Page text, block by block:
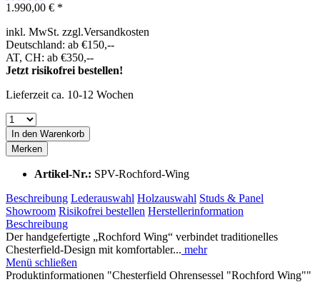
1.990,00 € *
inkl. MwSt. zzgl.Versandkosten
Deutschland: ab €150,--
AT, CH: ab €350,--
Jetzt risikofrei bestellen!
Lieferzeit ca. 10-12 Wochen
In den Warenkorb
Merken
Artikel-Nr.: SPV-Rochford-Wing
Beschreibung Lederauswahl Holzauswahl Studs & Panel
Showroom Risikofrei bestellen Herstellerinformation
Beschreibung
Der handgefertigte „Rochford Wing“ verbindet traditionelles
Chesterfield-Design mit komfortabler... mehr
Menü schließen
Produktinformationen "Chesterfield Ohrensessel "Rochford Wing""